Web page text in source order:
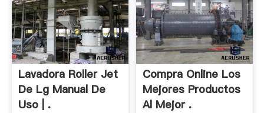
Lavadora Roller Jet
De Lg Manual De
Uso | .
Compra Online Los
Mejores Productos
Al Mejor .